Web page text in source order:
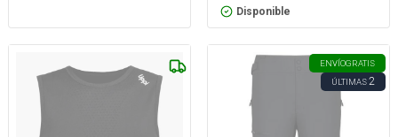
Disponible
ENVÍOGRATIS
ÚLTIMAS2